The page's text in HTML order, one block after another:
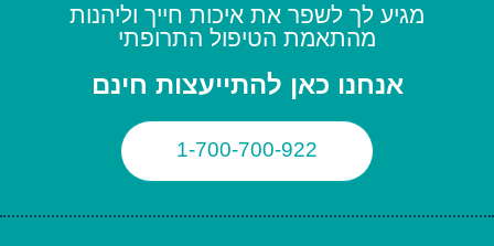
מגיע לך לשפר את איכות חייך וליהנות
מהתאמת הטיפול התרופתי
אנחנו כאן להתייעצות חינם
1-700-700-922